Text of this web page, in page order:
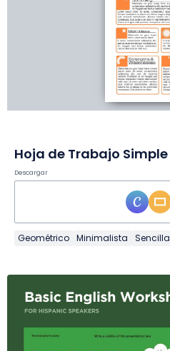
Hoja de Trabajo
Descargar
Geométrico Minimalista